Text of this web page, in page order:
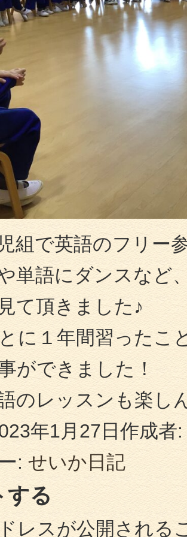
組で英語のフリー
単語にダンスなど
て頂きました♪
に１年間習ったこ
ができました！
のレッスンも楽し
年1月27日 作成者
: せいか日記
する
レスが公開される